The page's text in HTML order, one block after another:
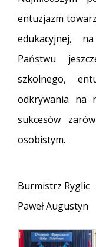
entuzjazm
edukacyjnej,
Państwu
szkolnego,
odkrywania na
sukcesów
osobistym.
Burmistrz Ryglic
Paweł Augustyn